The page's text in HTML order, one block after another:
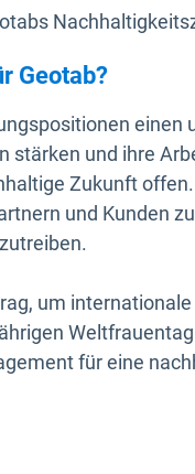
Geotab?
einen
stärken und ihre
Zukunft
und Kunden
um internationale
für eine